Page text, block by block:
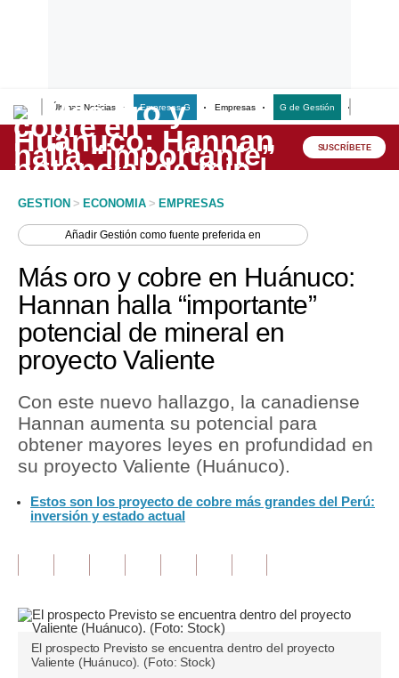
Últimas Noticias Empresas G Empresas G de Gestión
Lo último
Peru Quiosco
Economía
Mercados
Perú
Política
Tu Dinero
Finanzas Personales
Inmobiliarias
Opinión
Editorial
Pregunta de hoy
SUSCRÍBETE
GESTION > ECONOMIA > EMPRESAS
AñadirGestión como fuente preferida en
Más oro y cobre en Huánuco:
Hannan halla “importante”
potencial de mineral en
proyecto Valiente
Con este nuevo hallazgo, la canadiense
Hannan aumenta su potencial para
obtener mayores leyes en profundidad en
su proyecto Valiente (Huánuco).
Estos son los proyecto de cobre más grandes del Perú:
inversión y estado actual
El prospecto Previsto se encuentra dentro del proyecto
Valiente (Huánuco). (Foto: Stock)